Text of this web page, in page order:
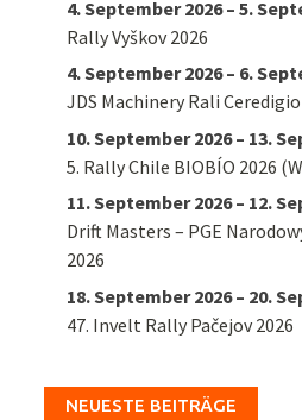
4. September 2026 – 5.
Rally Vyškov 2026
4. September 2026 – 6.
JDS Machinery Rali
10. September 2026 – 13.
5. Rally Chile BIOBÍO 2026
11. September 2026 – 12.
Drift Masters – PGE
2026
18. September 2026 – 20.
47. Invelt Rally Pačejov 2026
NEUESTE BEITRÄGE